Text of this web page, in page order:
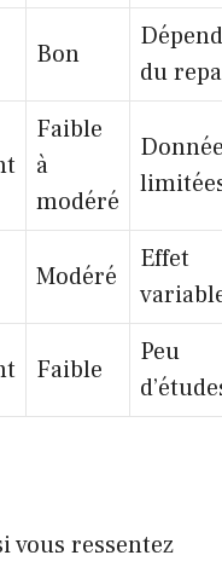
Bon
Dépend
du
Faible
à
modéré
Modéré
Effet
Faible
Peu
vous ressentez